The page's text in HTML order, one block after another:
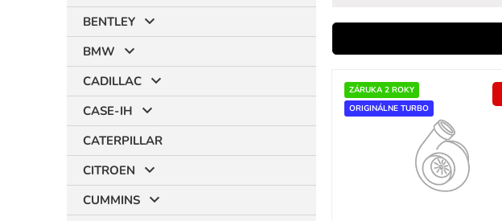
BENTLEY
BMW
CADILLAC
CASE-IH
CATERPILLAR
CITROEN
CUMMINS
n
p
r
o
ZÁRUKA 2 ROKY
ORIGINÁLNE TURBO